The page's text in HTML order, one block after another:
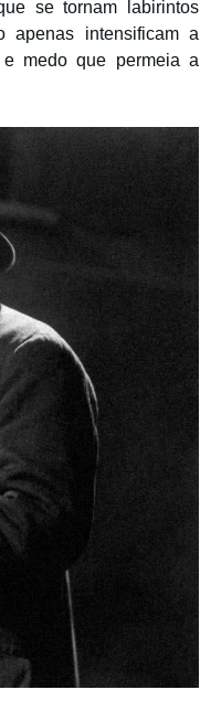
se tornam labirintos
apenas intensificam a
medo que permeia a